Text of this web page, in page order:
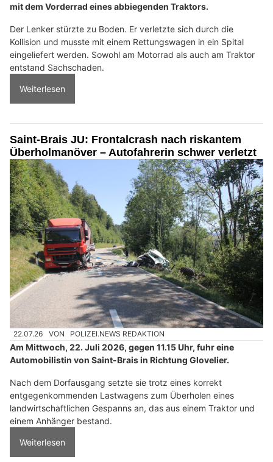
mit dem Vorderrad eines abbiegenden Traktors.
Der Lenker stürzte zu Boden. Er verletzte sich durch die
Kollision und musste mit einem Rettungswagen in ein Spital
eingeliefert werden. Sowohl am Motorrad als auch am Traktor
entstand Sachschaden.
Weiterlesen
Saint-Brais JU: Frontalcrash nach riskantem
Überholmanöver – Autofahrerin schwer verletzt
22.07.26 VON POLIZEI.NEWS REDAKTION
Am Mittwoch, 22. Juli 2026, gegen 11.15 Uhr, fuhr eine
Automobilistin von Saint-Brais in Richtung Glovelier.
Nach dem Dorfausgang setzte sie trotz eines korrekt
entgegenkommenden Lastwagens zum Überholen eines
landwirtschaftlichen Gespanns an, das aus einem Traktor und
einem Anhänger bestand.
Weiterlesen